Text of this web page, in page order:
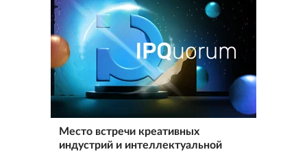
Место встречи креативных
индустрий и интеллектуальной